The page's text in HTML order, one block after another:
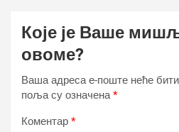
Које је Ваше
овоме?
Ваша адреса е-поште неће
поља су означена*
Коментар *